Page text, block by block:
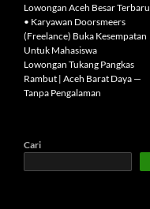
Lowongan Aceh Besar Terbaru
• Karyawan Doorsmeers
(Freelance) Buka Kesempatan
Untuk Mahasiswa
Lowongan Tukang Pangkas
Rambut | Aceh Barat Daya —
Tanpa Pengalaman
Cari